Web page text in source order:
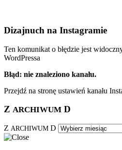
Dizajnuch na Instagramie
Ten komunikat o błędzie jest
WordPressa
Błąd: nie znaleziono kanału.
Przejdź na stronę ustawień kanału
Z ARCHIWUM D
Z ARCHIWUM D